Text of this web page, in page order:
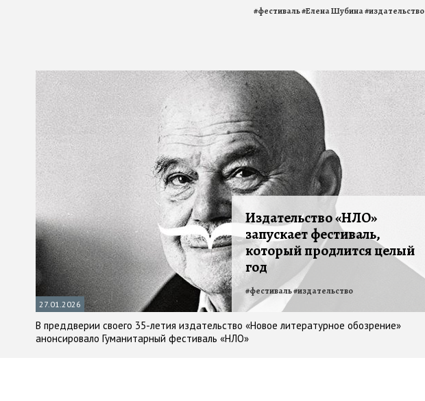
Шубиной»
#фестиваль#Елена Шубина#издательство
27.01.2026
Издательство «НЛО»
запускает фестиваль,
который продлится целый
год
В преддверии своего 35-летия издательство «Новое литературное обозрение»
анонсировало Гуманитарный фестиваль «НЛО»
#фестиваль#издательство